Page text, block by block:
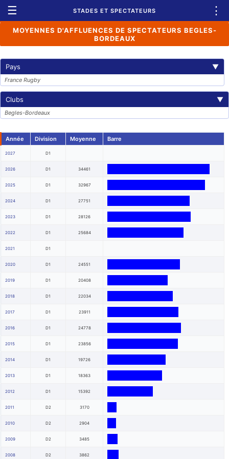
☰ STADES ET SPECTATEURS ⋮
MOYENNES D'AFFLUENCES DE SPECTATEURS BEGLES-
BORDEAUX
Pays ▼
France Rugby
Clubs ▼
Begles-Bordeaux
Année Division Moyenne Barre
2027 D1
2026 D1 34461
2025 D1 32967
2024 D1 27751
2023 D1 28126
2022 D1 25684
2021 D1
2020 D1 24551
2019 D1 20408
2018 D1 22034
2017 D1 23911
2016 D1 24778
2015 D1 23856
2014 D1 19726
2013 D1 18363
2012 D1 15392
2011 D2 3170
2010 D2 2904
2009 D2 3485
2008 D2 3862